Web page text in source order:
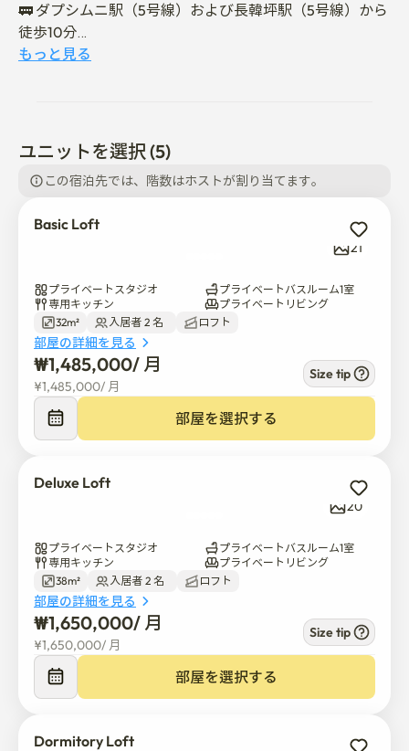
🚃 ダプシムニ駅（5号線）および長韓坪駅（5号線）から
徒歩10分
🏫 漢陽大学、韓国大学、HUFS、建国大学、UOS、世宗
1e2d9e29823480f2a677cb982a4694e0
🎥 バーチャル・ルームツアー
www.notion.so/enkorwithus/ROOM-TOUR-
🌳 中浪川と青渓川が近く、自然の中を静かに散策するの
共用スペースで開催されるコミュニティイベントにもぜ
ひご参加ください。
✅ 部屋のタイプや階によって、眺望や自然光の入り方は
異なる場合があります。
もっと見る
ユニットを選択 (5)
この宿泊先では、階数はホストが割り当てます。
Basic Loft
21
プライベートスタジオ
プライベートバスルーム1室
専用キッチン
プライベートリビング
32m²
入居者 2 名 ロフト
部屋の詳細を見る
₩1,485,000/ 月
¥1,485,000/ 月
Size tip
部屋を選択する
Deluxe Loft
20
プライベートスタジオ
プライベートバスルーム1室
専用キッチン
プライベートリビング
38m²
入居者 2 名 ロフト
部屋の詳細を見る
₩1,650,000/ 月
¥1,650,000/ 月
Size tip
部屋を選択する
Dormitory Loft